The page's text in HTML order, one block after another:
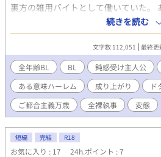
裏方の雑用バイトとして働いていた。
き上げたCEO《最高経営責任者》から
それにより、人生が大きく変わり始め
前半は、たまにシリアスがインサー
全力シャトルランして戻ってきます。
本気出して、コメディが置いてきぼり
れず付いてきます。 クトゥルフっぽい
程度です。 ※伝説のBLゲーム「裸執事
ません。 もしこの作品がアニメ化され
「裸執事」の歌を使って欲しいと願っ
続きを読む
文字数 112,051 最終
全年齢BL BL 鈍感受け主人公
ある意味ハーレム
成り上がり
ド
ご都合主義万歳
全裸執事 変態
短編 完結 R18
お気に入り : 17 24h.ポイント : 7